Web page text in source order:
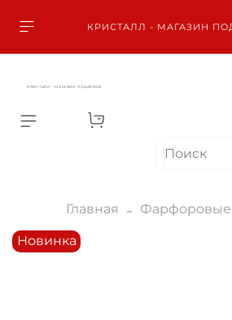
КРИСТАЛЛ - МАГАЗИН
КРИСТАЛЛ - МАГАЗИН ПОДАРКОВ
Главная Фарфоровые
Новинка